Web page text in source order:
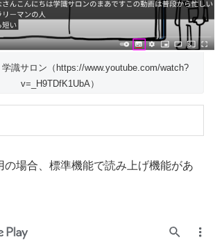
識サロン（https://www.youtube.com/watch?
v=_H9TDfK1UbA）
の場合、標準機能で読み上げ機能があ